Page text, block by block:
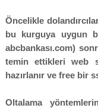
Öncelikle
bu kurguya uygun
abcbankası.com)
temin ettikleri web
hazırlanır ve free bir
Oltalama